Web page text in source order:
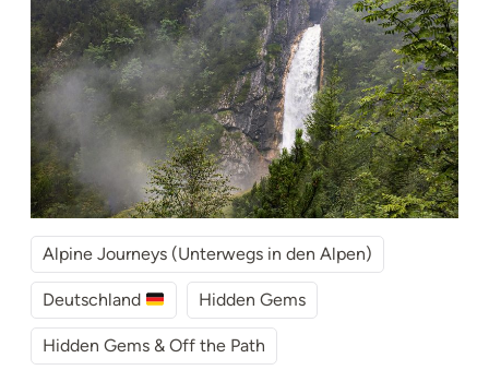
Alpine Journeys (Unterwegs in den Alpen)
Deutschland Hidden Gems
Hidden Gems & Off the Path